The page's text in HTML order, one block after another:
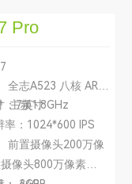
Pro
全志A523 八核 ARM
主频1.8GHz
：7英寸
率：1024*600 IPS
前置摄像头200万像
像头800万像素